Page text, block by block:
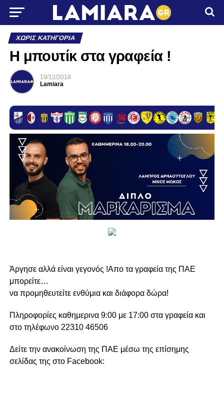
ΧΩΡΊΣ ΚΑΤΗΓΟΡΊΑ
Η μπουτίκ στα γραφεία !
19/12/2018
Lamiara
Άργησε αλλά είναι γεγονός !Απο τα γραφεία της ΠΑΕ
μπορείτε…
να προμηθευτείτε ενθύμια και διάφορα δώρα!
Πληροφορίες καθημερινα 9:00 με 17:00 στα γραφεία και
στο τηλέφωνο 22310 46506
Δείτε την ανακοίνωση της ΠΑΕ μέσω της επίσημης
σελίδας της στο Facebook: